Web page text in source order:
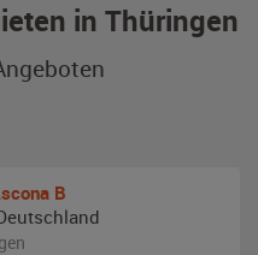
in Thüringen
B